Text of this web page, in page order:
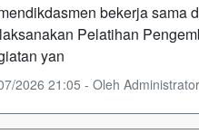
bekerja sama
Pelatihan
yan
2026 21:05 - Oleh